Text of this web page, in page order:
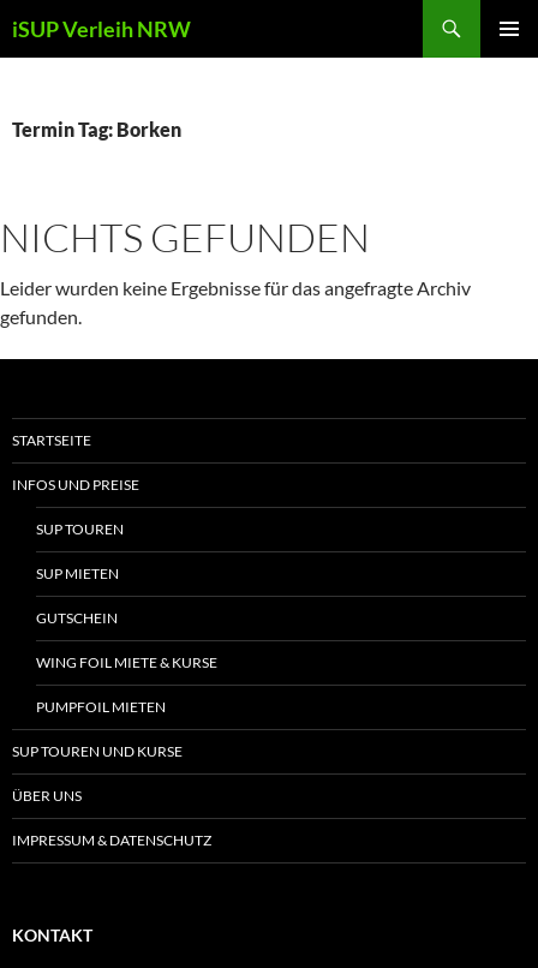
Inhalt
iSUP Verleih NRW
Termin Tag: Borken
NICHTS GEFUNDEN
Leider wurden keine Ergebnisse für das angefragte Archiv
gefunden.
STARTSEITE
INFOS UND PREISE
SUP TOUREN
SUP MIETEN
GUTSCHEIN
WING FOIL MIETE & KURSE
PUMPFOIL MIETEN
SUP TOUREN UND KURSE
ÜBER UNS
IMPRESSUM & DATENSCHUTZ
KONTAKT